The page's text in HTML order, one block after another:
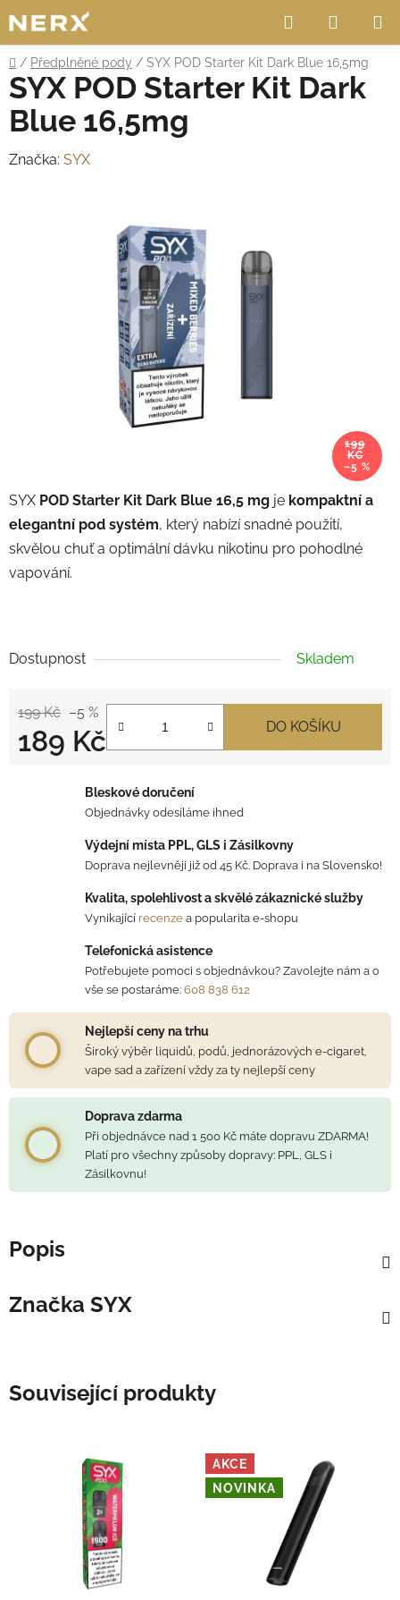
na
obsah
Hledat
KOŠÍK
Domů
/ Předplněné pody / SYX POD Starter Kit Dark Blue 16,5mg
SYX POD Starter Kit Dark Blue 16,5 mg je kompaktní a
elegantní pod systém, který nabízí snadné použití,
skvělou chuť a optimální dávku nikotinu pro pohodlné
vapování.
Dostupnost Skladem
199 Kč –5 %
189 Kč DO KOŠÍKU
SYX POD Starter Kit Dark
Blue 16,5mg
Značka: SYX
199
KČ
–5 %
Bleskové doručení
Objednávky odesíláme ihned
Výdejní místa PPL, GLS i Zásilkovny
Doprava nejlevněji již od 45 Kč. Doprava i na Slovensko!
Kvalita, spolehlivost a skvělé zákaznické služby
Vynikající recenze a popularita e-shopu
Telefonická asistence
Potřebujete pomoci s objednávkou? Zavolejte nám a o
vše se postaráme: 608 838 612
Nejlepší ceny na trhu
Široký výběr liquidů, podů, jednorázových e-cigaret,
vape sad a zařízení vždy za ty nejlepší ceny
Doprava zdarma
Při objednávce nad 1 500 Kč máte dopravu ZDARMA!
Platí pro všechny způsoby dopravy: PPL, GLS i
Zásilkovnu!
Popis
Značka SYX
Související produkty
AKCE
NOVINKA